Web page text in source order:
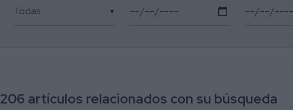
▼
206 artículos relacionados con su búsqueda